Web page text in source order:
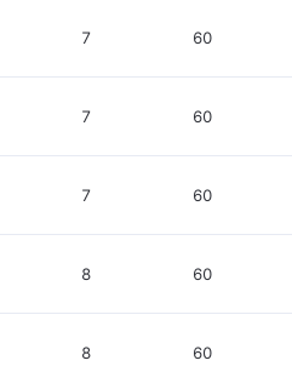
7 60
7 60
7 60
8 60
8 60